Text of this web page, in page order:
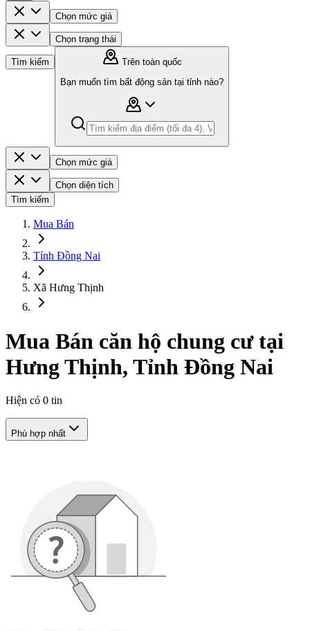
Chọn mức giá
Chọn trạng thái
Tìm kiếm
Trên toàn quốc
Bạn muốn tìm bất động sản tại tỉnh nào?
Chọn mức giá
Chọn diện tích
Tìm kiếm
Mua Bán
Tỉnh Đồng Nai
Xã Hưng Thịnh
Mua Bán căn hộ chung cư tại
Hưng Thịnh, Tỉnh Đồng Nai
Hiện có 0 tin
Phù hợp nhất